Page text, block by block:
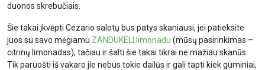
duonos skrebučiais.
Šie takai įkvėpti Cezario salotų bus patys skaniausi, jei patieksite
juos su savo mėgiamu ZANDUKELI limonadu (mūsų pasirinkimas –
citrinų limonadas), tačiau ir šalti šie takai tikrai ne mažiau skanūs.
Tik paruošti iš vakaro jie nebus tokie dailūs ir gali tapti kiek guminiai,